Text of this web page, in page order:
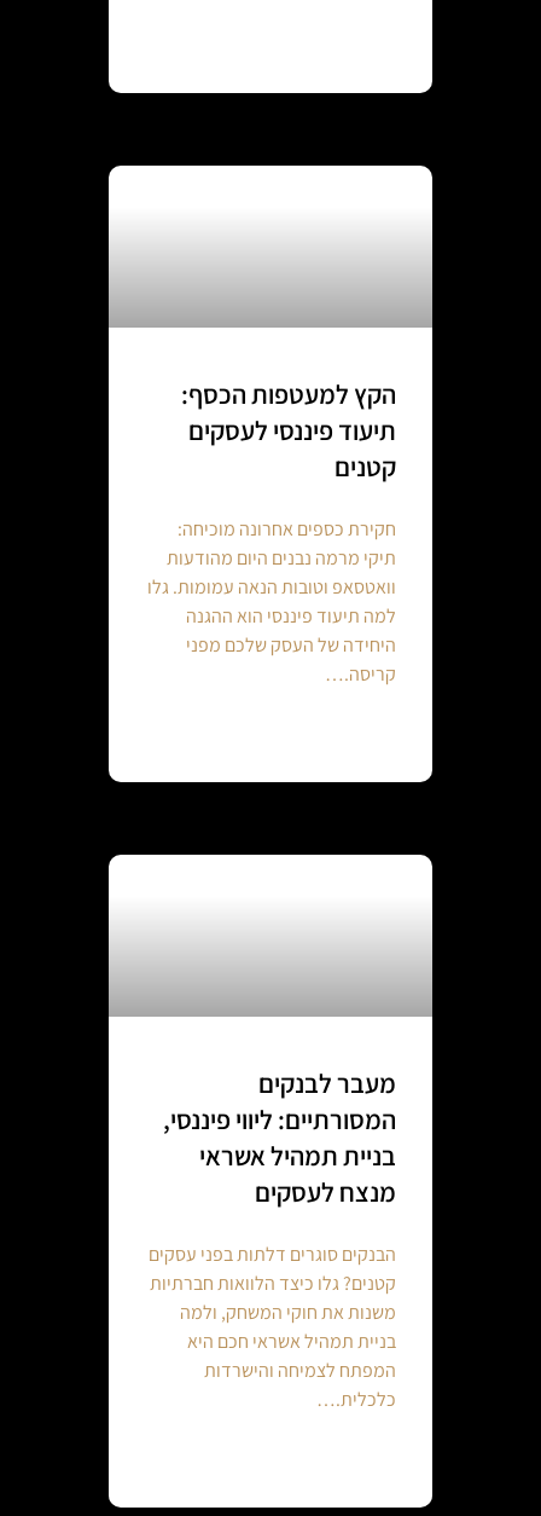
הקץ למעטפות הכסף:
תיעוד פיננסי לעסקים
קטנים
חקירת כספים אחרונה מוכיחה:
תיקי מרמה נבנים היום מהודעות
וואטסאפ וטובות הנאה עמומות. גלו
למה תיעוד פיננסי הוא ההגנה
היחידה של העסק שלכם מפני
קריסה.…
מעבר לבנקים
המסורתיים: ליווי פיננסי,
בניית תמהיל אשראי
מנצח לעסקים
הבנקים סוגרים דלתות בפני עסקים
קטנים? גלו כיצד הלוואות חברתיות
משנות את חוקי המשחק, ולמה
בניית תמהיל אשראי חכם היא
המפתח לצמיחה והישרדות
כלכלית.…